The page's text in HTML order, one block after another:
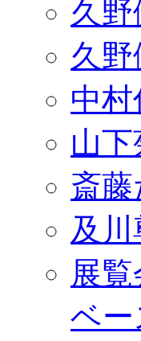
久
久
中
山
斎
及
展
ベー